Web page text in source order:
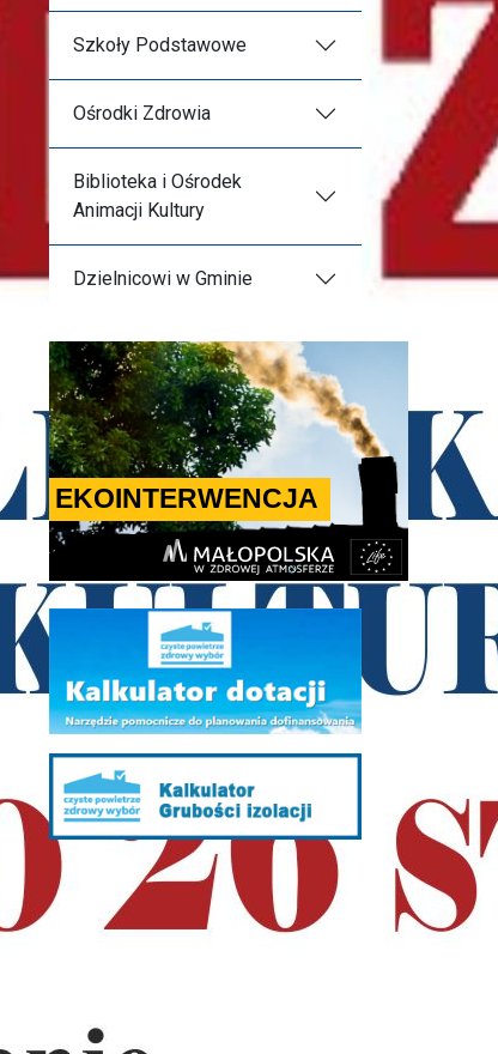
Szkoły Podstawowe
Ośrodki Zdrowia
Biblioteka i Ośrodek
Animacji Kultury
Dzielnicowi w Gminie